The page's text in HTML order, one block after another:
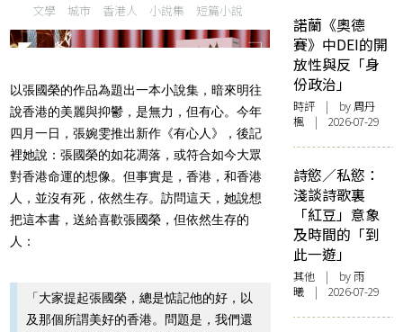
文學
城市 香港人 小說集 短篇小說
以張國榮的作品為題出一本小說集，暗來明往
說香港的美麗與抑鬱，是無力，但有心。今年
四月一日，張婉雯推出新作《有心人》，後記
裡她說：張國榮的如花凋落，或符合如今大眾
對香港命運的想像。但事實是，香港，和香港
人，並沒有死，依然生存。訪問這天，她說想
把這本書，送給喜歡張國榮，但依然生存的
人：
「大家提起張國榮，總是惦記他的好，以
及那個所謂美好的香港。問題是，我們還
諾蘭《奧德
賽》中DEI的開
放性與反「身
份政治」
時評 | by周丹
楓 | 2026-07-29
詩慾／私慾：
淺談詩歌裏
「紅豆」意象
及時間的「到
此一遊」
其他 | by 雨
曦 | 2026-07-29